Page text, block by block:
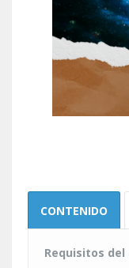
CONTENIDO
Requisitos del